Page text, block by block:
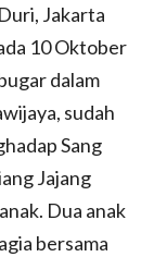
Jakarta
10 Oktober
dalam
sudah
Sang
Jajang
Dua anak
bersama